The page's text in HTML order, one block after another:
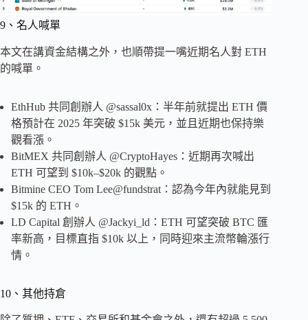
9、名人喊單
本文在講資金結構之外，也順帶提一嘴近期名人對 ETH
的喊單。
EthHub 共同創辦人 @sassal0x：半年前就提出 ETH 價
格預計在 2025 年突破 $15k 美元，並且近期也保持樂
觀看漲。
BitMEX 共同創辦人 @CryptoHayes：近期再次喊出
ETH 可望到 $10k–$20k 的觀點。
Bitmine CEO Tom Lee@fundstrat：認為今年內就能見到
$15k 的 ETH。
LD Capital 創辦人 @Jackyi_ld：ETH 可望突破 BTC 匯
率新高，目標直指 $10k 以上，同時迎來主流幣輪漲行
情。
10、其他持倉